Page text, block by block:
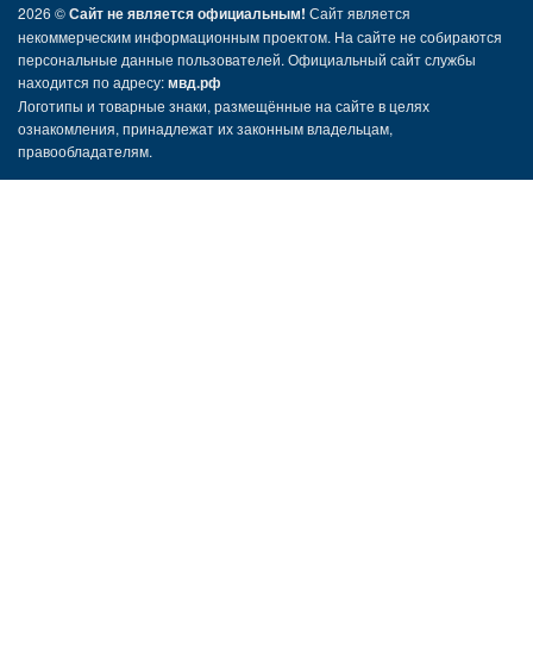
2026 ©Сайт не является официальным! Сайт является
некоммерческим информационным проектом. На сайте не собираются
персональные данные пользователей. Официальный сайт службы
находится по адресу:мвд.рф
Логотипы и товарные знаки, размещённые на сайте в целях
ознакомления, принадлежат их законным владельцам,
правообладателям.